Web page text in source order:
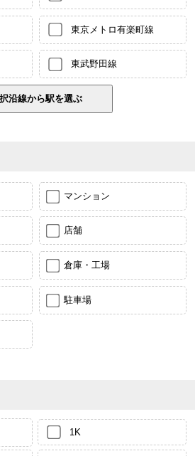
東京メトロ有楽町線
東武野田線
マンション
店舗
倉庫・工場
駐車場
1K